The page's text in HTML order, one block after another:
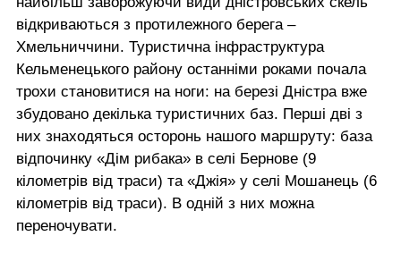
відкриваються з протилежного берега –
Хмельниччини. Туристична інфраструктура
Кельменецького району останніми роками почала
трохи становитися на ноги: на березі Дністра вже
збудовано декілька туристичних баз. Перші дві з
них знаходяться осторонь нашого маршруту: база
відпочинку «Дім рибака» в селі Бернове (9
кілометрів від траси) та «Джія» у селі Мошанець (6
кілометрів від траси). В одній з них можна
переночувати.